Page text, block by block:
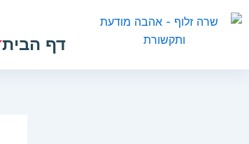
לתוכן
דף הבית